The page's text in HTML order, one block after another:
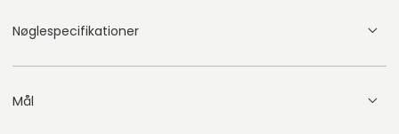
Nøglespecifikationer
Mål